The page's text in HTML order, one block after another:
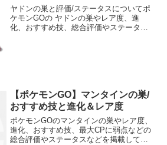
ヤドンの巣と評価/ステータスについてポ
ケモンGOの ヤドンの巣やレア度、進
化、おすすめ技、総合評価やステータス
【ポケモンGO】マンタインの巣/
おすすめ技と進化＆レア度
ポケモンGOのマンタインの巣やレア度、
進化、おすすめ技、最大CPに弱点などの
総合評価やステータスなどを掲載してい